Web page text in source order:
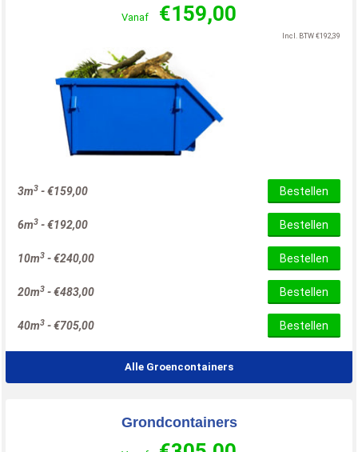
Vanaf €159,00
Incl. BTW €192,39
3m3 -€159,00 Bestellen
6m3 -€192,00 Bestellen
10m3 -€240,00 Bestellen
20m3 -€483,00 Bestellen
40m3 -€705,00 Bestellen
Alle Groencontainers
Grondcontainers